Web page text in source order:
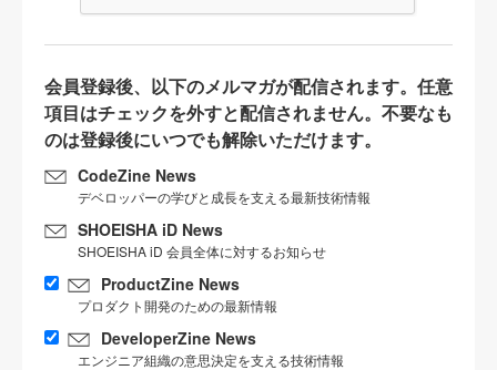
会員登録後、以下のメルマガが配信されます。任意
項目はチェックを外すと配信されません。不要なも
のは登録後にいつでも解除いただけます。
CodeZine News
デベロッパーの学びと成長を支える最新技術情報
SHOEISHA iD News
SHOEISHA iD 会員全体に対するお知らせ
ProductZine News
プロダクト開発のための最新情報
DeveloperZine News
エンジニア組織の意思決定を支える技術情報